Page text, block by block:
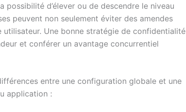
d’élever ou de descendre le niveau
peuvent non seulement éviter des amendes
utilisateur. Une bonne stratégie de confidentialité
et conférer un avantage concurrentiel
entre une configuration globale et une
application :